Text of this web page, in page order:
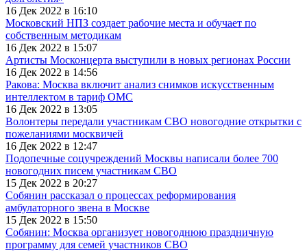
16 Дек 2022 в 16:10
Московский НПЗ создает рабочие места и обучает по
собственным методикам
16 Дек 2022 в 15:07
Артисты Москонцерта выступили в новых регионах России
16 Дек 2022 в 14:56
Ракова: Москва включит анализ снимков искусственным
интеллектом в тариф ОМС
16 Дек 2022 в 13:05
Волонтеры передали участникам СВО новогодние открытки с
пожеланиями москвичей
16 Дек 2022 в 12:47
Подопечные соцучреждений Москвы написали более 700
новогодних писем участникам СВО
15 Дек 2022 в 20:27
Собянин рассказал о процессах реформирования
амбулаторного звена в Москве
15 Дек 2022 в 15:50
Собянин: Москва организует новогоднюю праздничную
программу для семей участников СВО